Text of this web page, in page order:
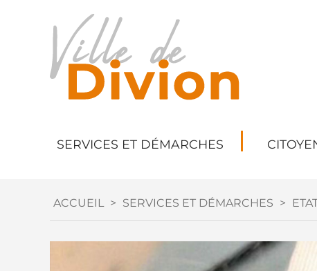
SERVICES ET DÉMARCHES
ACCUEIL > SERVICES ET DÉMARCHES >